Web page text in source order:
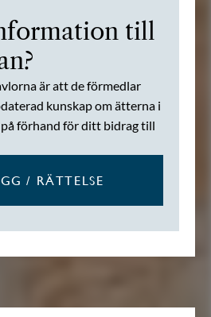
till
är att de förmedlar
kunskap om ätterna i
på förhand för ditt bidrag till
/ RÄTTELSE